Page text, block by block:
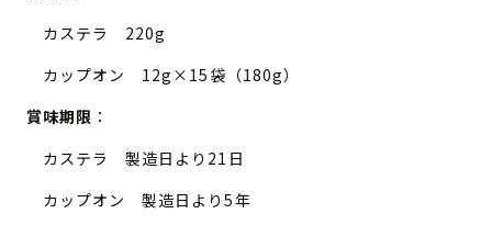
カステラ 220g
カップオン 12g×15袋（180g）
賞味期限 ：
カステラ 製造日より21日
カップオン 製造日より5年